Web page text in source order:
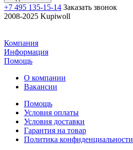
+7 495 135-15-14 Заказать звонок
2008-2025 Kupiwoll
Компания
Информация
Помощь
О компании
Вакансии
Помощь
Условия оплаты
Условия доставки
Гарантия на товар
Политика конфиденциальности